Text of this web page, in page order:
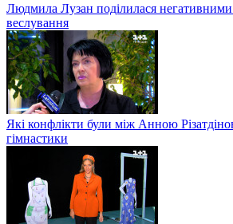
Людмила Лузан поділилася негативними
веслування
Які конфлікти були між Анною
гімнастики